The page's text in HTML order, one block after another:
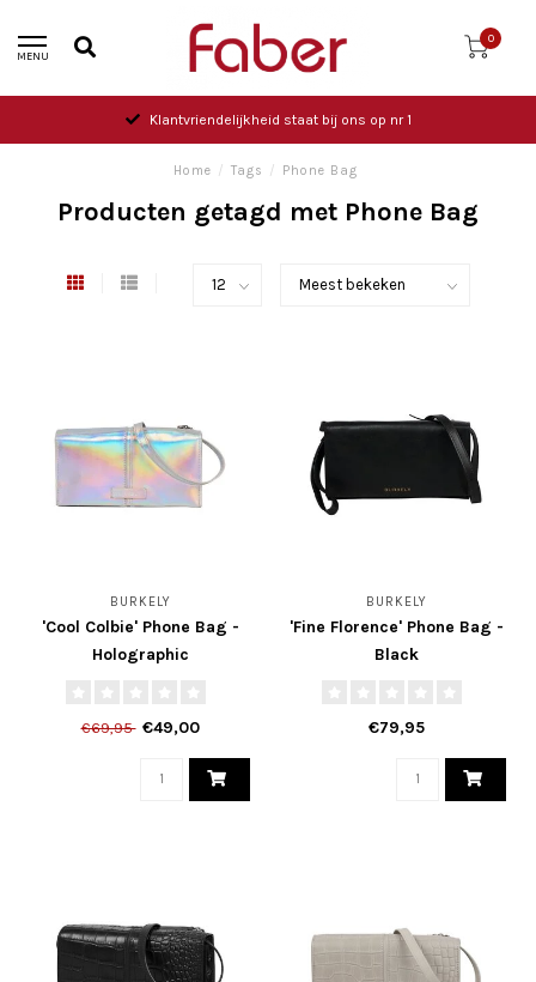
MENU
0
Klantvriendelijkheid staat bij ons op nr 1
Home / Tags / Phone Bag
Producten getagd met Phone Bag
BURKELY
'Cool Colbie' Phone Bag -
Holographic
€69,95 €49,00
BURKELY
'Fine Florence' Phone Bag -
Black
€79,95